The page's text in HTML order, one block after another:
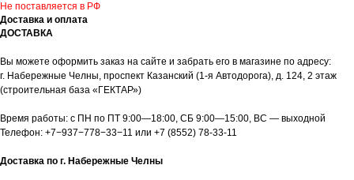
Не поставляется в РФ
Доставка и оплата
ДОСТАВКА
Вы можете оформить заказ на сайте и забрать его в магазине по адресу:
г. Набережные Челны, проспект Казанский (1-я Автодорога), д. 124, 2 этаж
(строительная база «ГЕКТАР»)
Время работы: с ПН по ПТ 9:00—18:00, СБ 9:00—15:00, ВС — выходной
Телефон: +7−937−778−33−11 или +7 (8552) 78-33-11
Доставка по г. Набережные Челны